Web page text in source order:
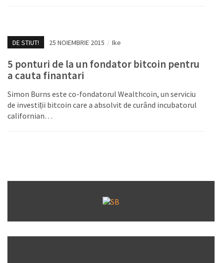
DE STIUT! 25 NOIEMBRIE 2015 / Ike
5 ponturi de la un fondator bitcoin pentru
a cauta finantari
Simon Burns este co-fondatorul Wealthcoin, un serviciu
de investiții bitcoin care a absolvit de curând incubatorul
californian…